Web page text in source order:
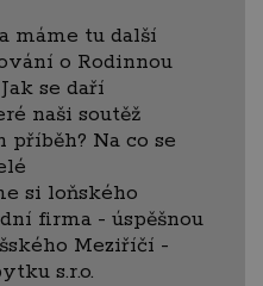
máme tu další
o Rodinnou
se daří
naši soutěž
Na co se
si loňského
firma - úspěšnou
Meziříčí -
s.r.o.